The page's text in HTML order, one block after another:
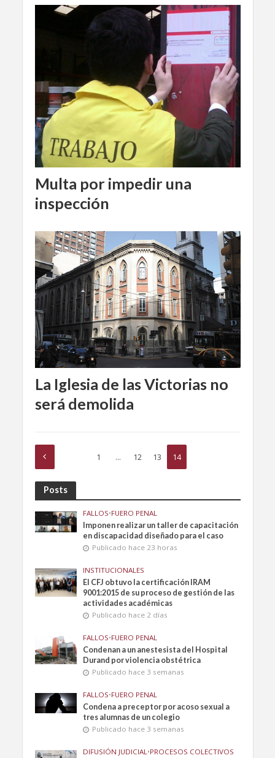
Multa por impedir una
inspección
La Iglesia de las Victorias no
será demolida
1 … 12 13 14
Posts
FALLOS•FUERO PENAL
Imponen realizar un taller de capacitación
en discapacidad diseñado para el caso
Publicado hace 23 horas
INSTITUCIONALES
El CFJ obtuvo la certificación IRAM
9001:2015 de su proceso de gestión de las
actividades académicas
Publicado hace 2 días
FALLOS•FUERO PENAL
Condenan a un anestesista del Hospital
Durand por violencia obstétrica
Publicado hace 3 semanas
FALLOS•FUERO PENAL
Condena a preceptor por acoso sexual a
tres alumnas de un colegio
Publicado hace 3 semanas
DIFUSIÓN JUDICIAL •PROCESOS COLECTIVOS